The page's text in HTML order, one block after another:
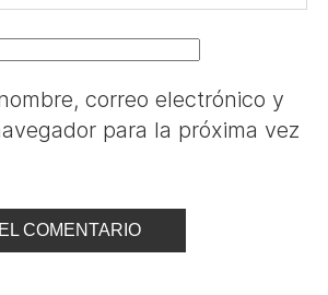
correo electrónico y
para la próxima vez